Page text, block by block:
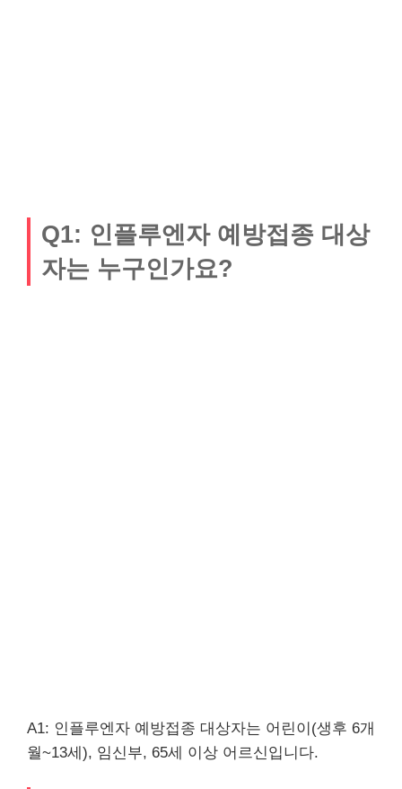
Q1: 인플루엔자 예방접종 대상
자는 누구인가요?
A1: 인플루엔자 예방접종 대상자는 어린이(생후 6개
월~13세), 임신부, 65세 이상 어르신입니다.